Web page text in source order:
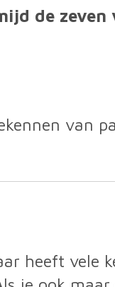
de
van
heeft vele